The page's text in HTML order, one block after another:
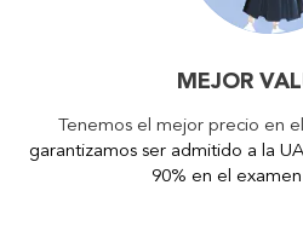
MEJOR
Tenemos el mejor precio en
garantizamos ser admitido a la
90% en el examen